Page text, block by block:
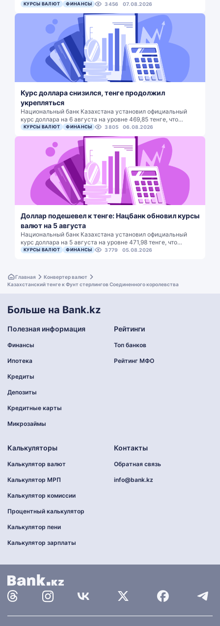
КУРСЫ ВАЛЮТ ФИНАНСЫ 3456 07.08.2026
Курс доллара снизился, тенге продолжил
укрепляться
Национальный банк Казахстана установил официальный
курс доллара на 6 августа на уровне 469,85 тенге, что…
КУРСЫ ВАЛЮТ ФИНАНСЫ 3805 06.08.2026
Доллар подешевел к тенге: Нацбанк обновил курсы
валют на 5 августа
Национальный банк Казахстана установил официальный
курс доллара на 5 августа на уровне 471,98 тенге, что…
КУРСЫ ВАЛЮТ ФИНАНСЫ 3779 05.08.2026
Главная
Конвертер валют
Казахстанский тенге к Фунт стерлингов Соединенного королевства
Больше на Bank.kz
Полезная информация
Финансы
Ипотека
Кредиты
Депозиты
Кредитные карты
Микрозаймы
Рейтинги
Топ банков
Рейтинг МФО
Калькуляторы
Калькулятор валют
Калькулятор МРП
Калькулятор комиссии
Процентный калькулятор
Калькулятор пени
Калькулятор зарплаты
Контакты
Обратная связь
info@bank.kz